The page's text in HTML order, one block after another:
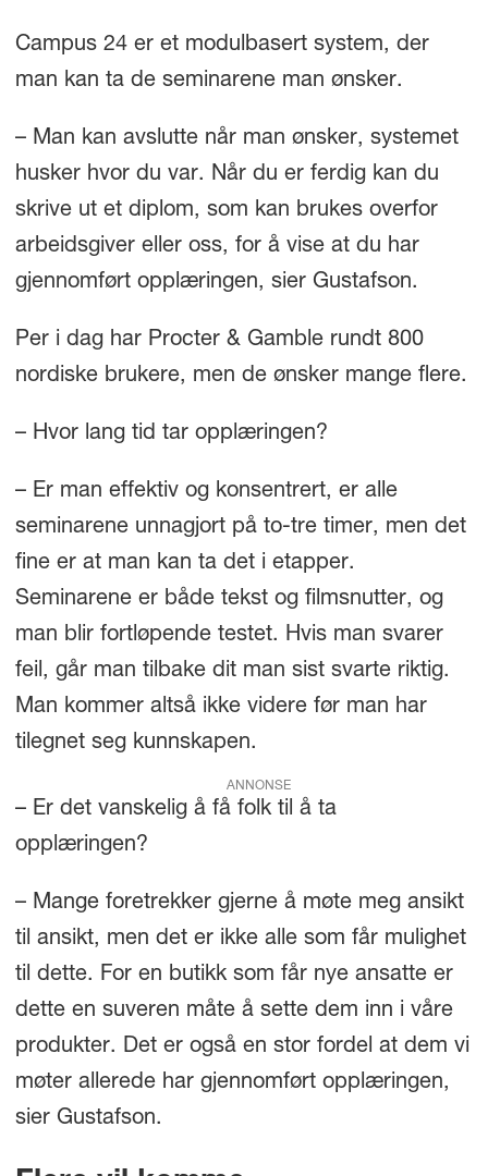
Campus 24 er et modulbasert system, der
man kan ta de seminarene man ønsker.
– Man kan avslutte når man ønsker, systemet
husker hvor du var. Når du er ferdig kan du
skrive ut et diplom, som kan brukes overfor
arbeidsgiver eller oss, for å vise at du har
gjennomført opplæringen, sier Gustafson.
Per i dag har Procter & Gamble rundt 800
nordiske brukere, men de ønsker mange flere.
– Hvor lang tid tar opplæringen?
– Er man effektiv og konsentrert, er alle
seminarene unnagjort på to-tre timer, men det
fine er at man kan ta det i etapper.
Seminarene er både tekst og filmsnutter, og
man blir fortløpende testet. Hvis man svarer
feil, går man tilbake dit man sist svarte riktig.
Man kommer altså ikke videre før man har
tilegnet seg kunnskapen.
ANNONSE
– Er det vanskelig å få folk til å ta
opplæringen?
– Mange foretrekker gjerne å møte meg ansikt
til ansikt, men det er ikke alle som får mulighet
til dette. For en butikk som får nye ansatte er
dette en suveren måte å sette dem inn i våre
produkter. Det er også en stor fordel at dem vi
møter allerede har gjennomført opplæringen,
sier Gustafson.